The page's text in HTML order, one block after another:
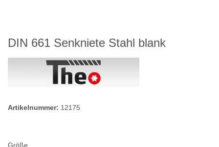
DIN 661 Senkniete Stahl blank
Artikelnummer: 12175
Größe